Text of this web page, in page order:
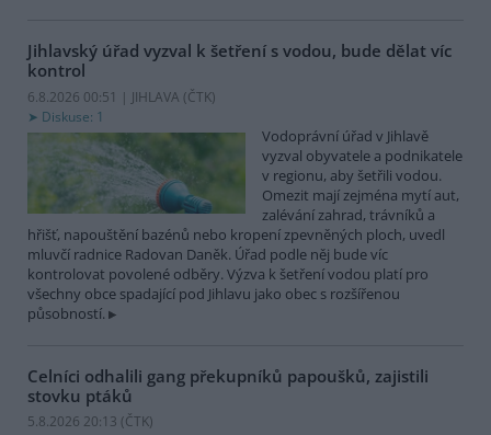
Jihlavský úřad vyzval k šetření s vodou, bude dělat víc
kontrol
6.8.2026 00:51 | JIHLAVA (ČTK)
Diskuse: 1
Vodoprávní úřad v Jihlavě
vyzval obyvatele a podnikatele
v regionu, aby šetřili vodou.
Omezit mají zejména mytí aut,
zalévání zahrad, trávníků a
hřišť, napouštění bazénů nebo kropení zpevněných ploch, uvedl
mluvčí radnice Radovan Daněk. Úřad podle něj bude víc
kontrolovat povolené odběry. Výzva k šetření vodou platí pro
všechny obce spadající pod Jihlavu jako obec s rozšířenou
působností.
Celníci odhalili gang překupníků papoušků, zajistili
stovku ptáků
5.8.2026 20:13 (ČTK)